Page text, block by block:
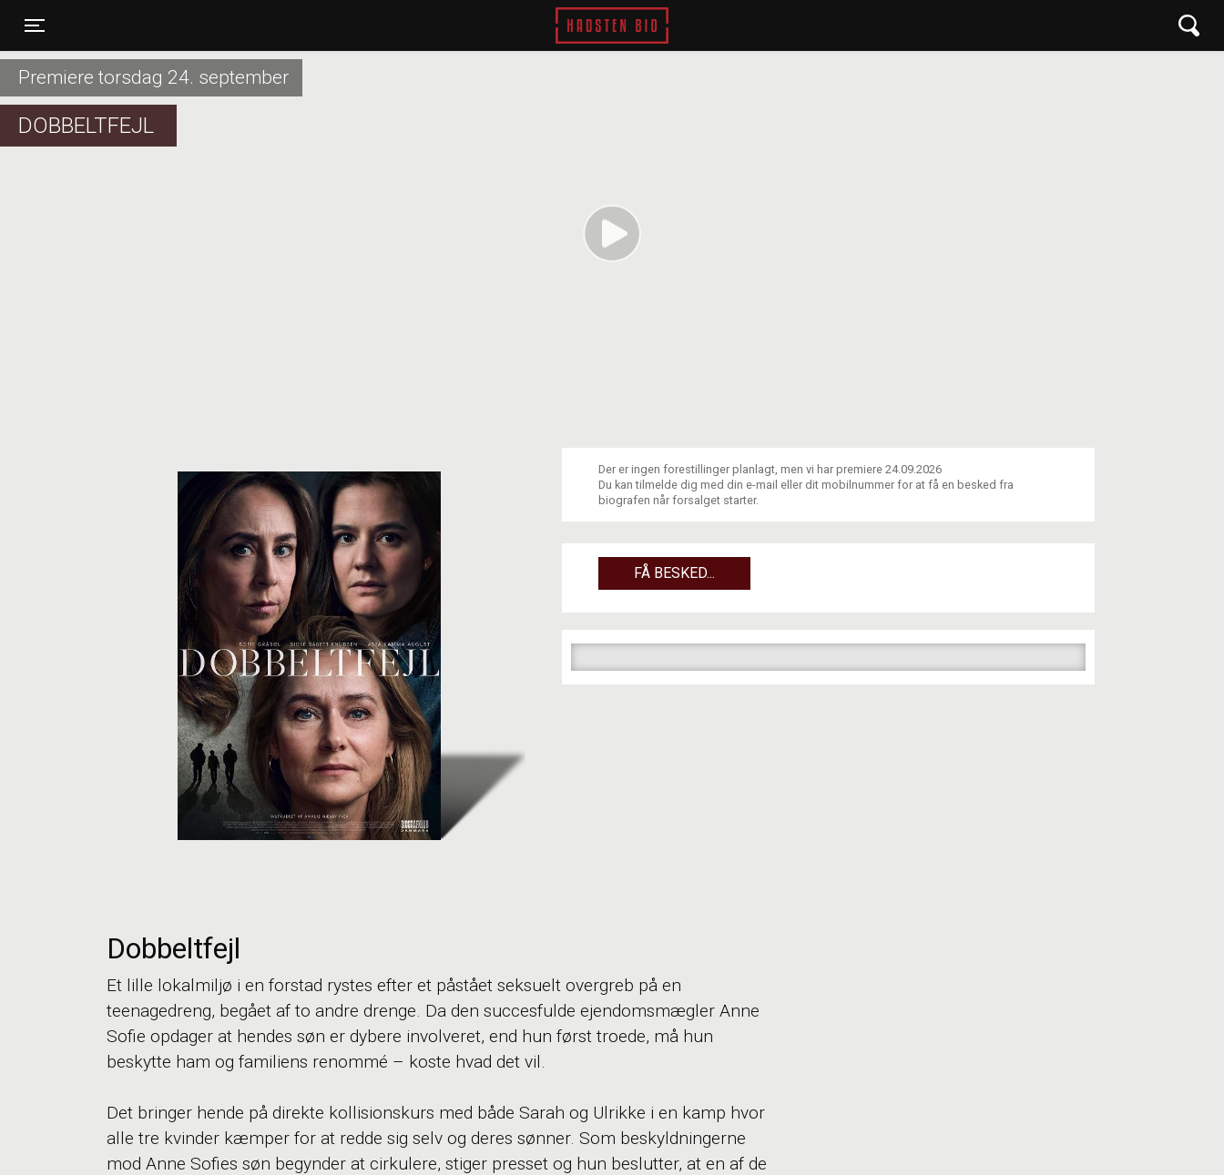
Hadsten Bio
Premiere torsdag 24. september
DOBBELTFEJL
Der er ingen forestillinger planlagt, men vi har premiere 24.09.2026
Du kan tilmelde dig med din e-mail eller dit mobilnummer for at få en besked fra
biografen når forsalget starter.
FÅ BESKED...
Dobbeltfejl
Et lille lokalmiljø i en forstad rystes efter et påstået seksuelt overgreb på en
teenagedreng, begået af to andre drenge. Da den succesfulde ejendomsmægler Anne
Sofie opdager at hendes søn er dybere involveret, end hun først troede, må hun
beskytte ham og familiens renommé – koste hvad det vil.
Det bringer hende på direkte kollisionskurs med både Sarah og Ulrikke i en kamp hvor
alle tre kvinder kæmper for at redde sig selv og deres sønner. Som beskyldningerne
mod Anne Sofies søn begynder at cirkulere, stiger presset og hun beslutter, at en af de